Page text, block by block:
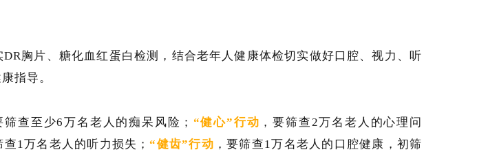
胸片、糖化血红蛋白检测，结合老年人健康体检切实做好口腔、视力、听
指导。
筛查至少6万名老人的痴呆风险； “健心”行动 ，要筛查2万名老人的心理问
查1万名老人的听力损失；“健齿”行动 ，要筛查1万名老人的口腔健康，初筛